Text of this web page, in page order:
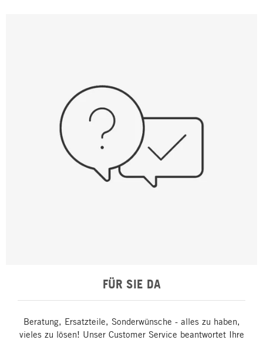
FÜR SIE DA
Beratung, Ersatzteile, Sonderwünsche - alles zu haben,
vieles zu lösen! Unser Customer Service beantwortet Ihre